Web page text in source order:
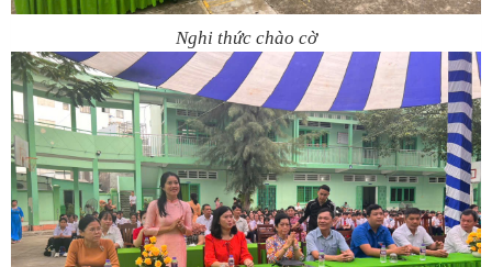
Nghi thức chào cờ